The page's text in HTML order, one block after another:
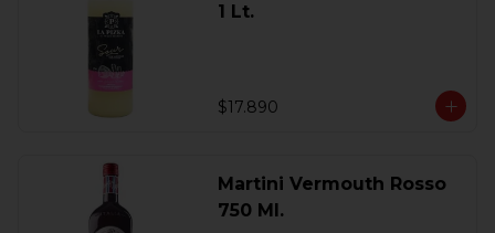
1 Lt.
$17.890
Martini Vermouth Rosso
750 Ml.